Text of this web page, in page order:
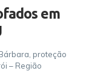
em
proteção
– Região